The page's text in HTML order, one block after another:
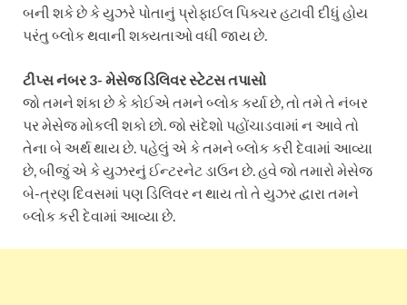
બની શકે છે કે યુઝરે પોતાનું પ્રોફાઈલ પિક્ચર હટાવી દીધું હોય
પરંતુ બ્લોક થવાની શક્યતાઓ વધી જાય છે.
ટીપ્સ નંબર 3- મેસેજ ડિલિવર સ્ટેટસ તપાસો
જો તમને શંકા છે કે કોઈએ તમને બ્લોક કર્યા છે, તો તમે તે નંબર
પર મેસેજ મોકલી શકો છો. જો સંદેશો પહોંચાડવામાં ન આવે તો
તેના બે અર્થ થાય છે. પહેલું એ કે તમને બ્લોક કરી દેવામાં આવ્યા
છે, બીજું એ કે યુઝરનું ઈન્ટરનેટ ડાઉન છે. હવે જો તમારો મેસેજ
બે-ત્રણ દિવસમાં પણ ડિલિવર ન થાય તો તે યુઝર દ્વારા તમને
બ્લોક કરી દેવામાં આવ્યા છે.